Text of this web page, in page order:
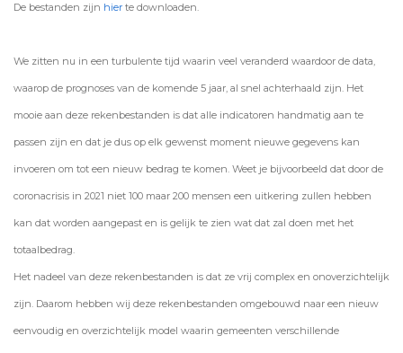
De bestanden zijn hier te downloaden.
We zitten nu in een turbulente tijd waarin veel veranderd waardoor de data,
waarop de prognoses van de komende 5 jaar, al snel achterhaald zijn. Het
mooie aan deze rekenbestanden is dat alle indicatoren handmatig aan te
passen zijn en dat je dus op elk gewenst moment nieuwe gegevens kan
invoeren om tot een nieuw bedrag te komen. Weet je bijvoorbeeld dat door de
coronacrisis in 2021 niet 100 maar 200 mensen een uitkering zullen hebben
kan dat worden aangepast en is gelijk te zien wat dat zal doen met het
totaalbedrag.
Het nadeel van deze rekenbestanden is dat ze vrij complex en onoverzichtelijk
zijn. Daarom hebben wij deze rekenbestanden omgebouwd naar een nieuw
eenvoudig en overzichtelijk model waarin gemeenten verschillende